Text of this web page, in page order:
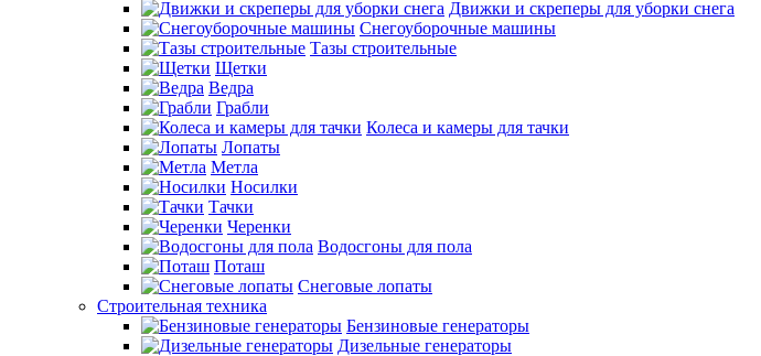
Движки и скреперы для уборки снега
Снегоуборочные машины
Тазы строительные
Щетки
Ведра
Грабли
Колеса и камеры для тачки
Лопаты
Метла
Носилки
Тачки
Черенки
Водосгоны для пола
Поташ
Снеговые лопаты
Строительная техника
Бензиновые генераторы
Дизельные генераторы